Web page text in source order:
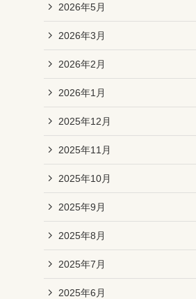
2026年5月
2026年3月
2026年2月
2026年1月
2025年12月
2025年11月
2025年10月
2025年9月
2025年8月
2025年7月
2025年6月